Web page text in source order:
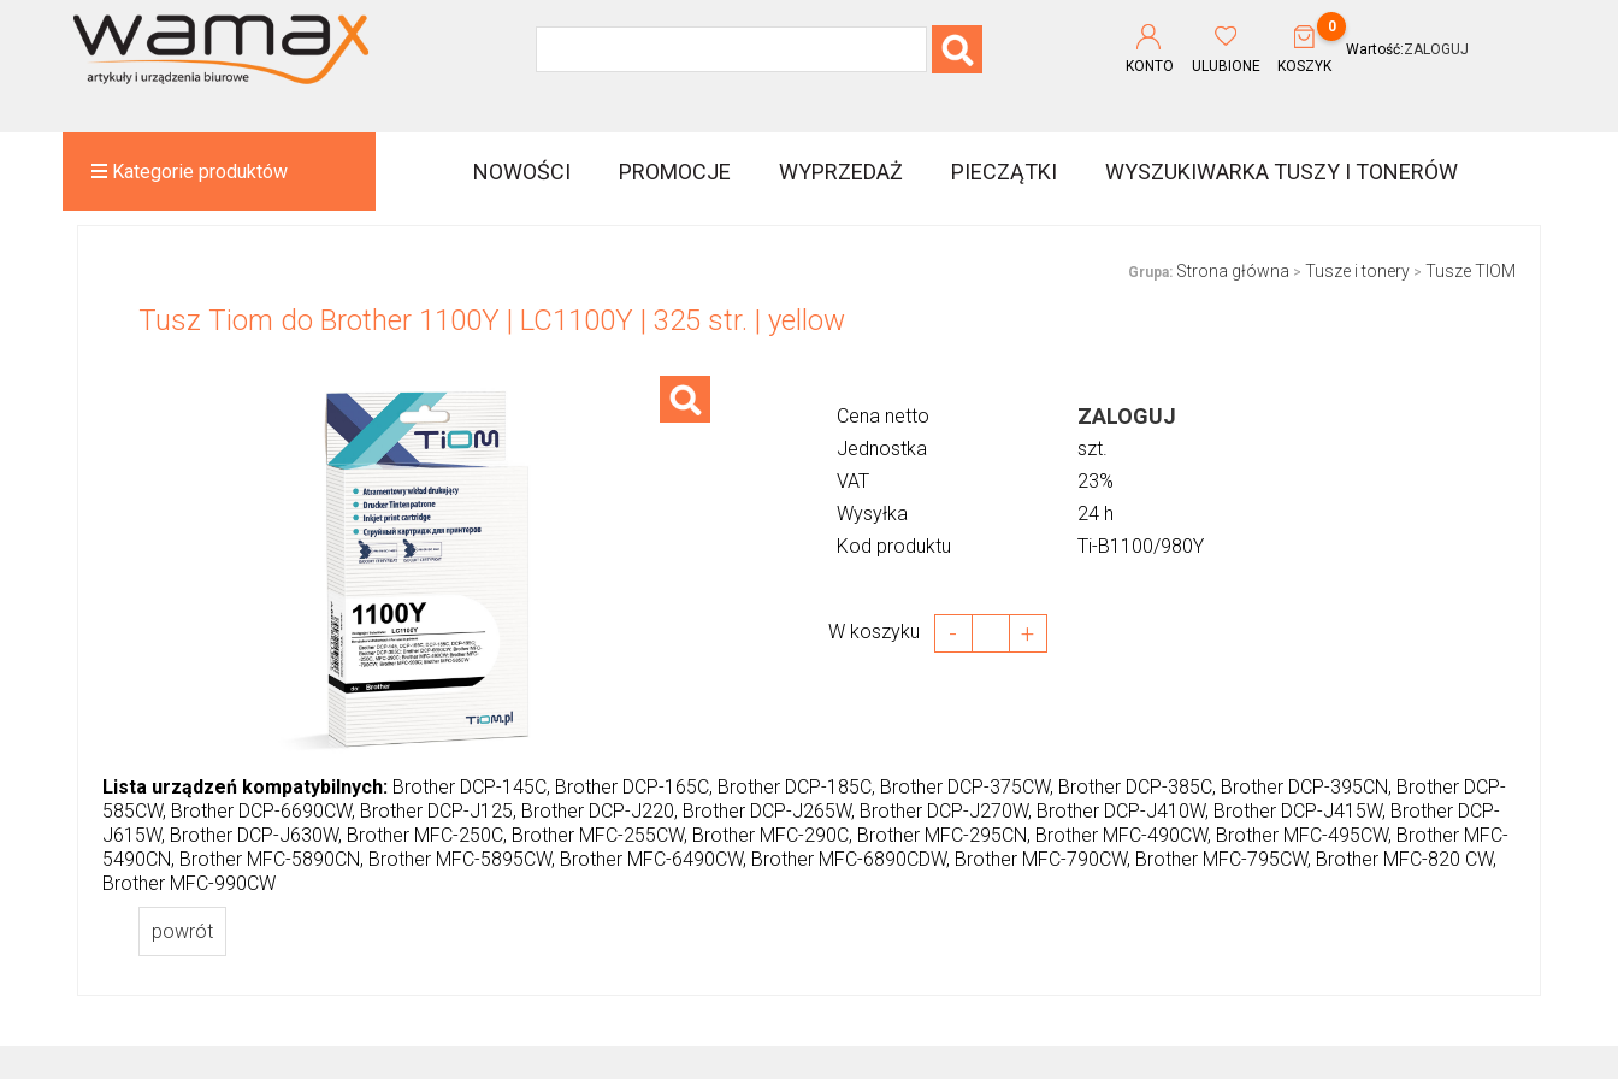
KONTO ULUBIONE
0
KOSZYK
Wartość:ZALOGUJ
Kategorie produktów NOWOŚCI PROMOCJE WYPRZEDAŻ PIECZĄTKI WYSZUKIWARKA TUSZY I TONERÓW
Grupa: Strona główna > Tusze i tonery> Tusze TIOM
Tusz Tiom do Brother 1100Y | LC1100Y | 325 str. | yellow
Cena netto ZALOGUJ
Jednostka
szt.
VAT
23%
Wysyłka
24 h
Kod produktu
Ti-B1100/980Y
W koszyku - +
Lista urządzeń kompatybilnych: Brother DCP-145C, Brother DCP-165C, Brother DCP-185C, Brother DCP-375CW, Brother DCP-385C, Brother DCP-395CN, Brother DCP-
585CW, Brother DCP-6690CW, Brother DCP-J125, Brother DCP-J220, Brother DCP-J265W, Brother DCP-J270W, Brother DCP-J410W, Brother DCP-J415W, Brother DCP-
J615W, Brother DCP-J630W, Brother MFC-250C, Brother MFC-255CW, Brother MFC-290C, Brother MFC-295CN, Brother MFC-490CW, Brother MFC-495CW, Brother MFC-
5490CN, Brother MFC-5890CN, Brother MFC-5895CW, Brother MFC-6490CW, Brother MFC-6890CDW, Brother MFC-790CW, Brother MFC-795CW, Brother MFC-820 CW,
Brother MFC-990CW
powrót